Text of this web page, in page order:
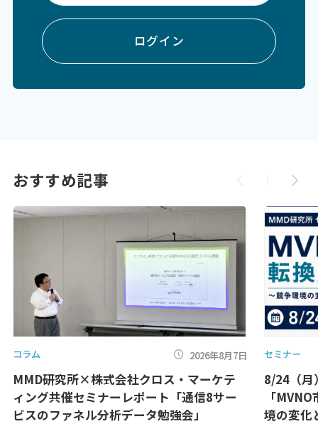
ログイン
おすすめ記事
コラム 2026年8月7日
MMD研究所×株式会社クロス・マーケテ
ィング共催セミナーレポート「通信8サー
ビスのファネル分析データ勉強会」
セミナー
8/24（月
「
境の変化